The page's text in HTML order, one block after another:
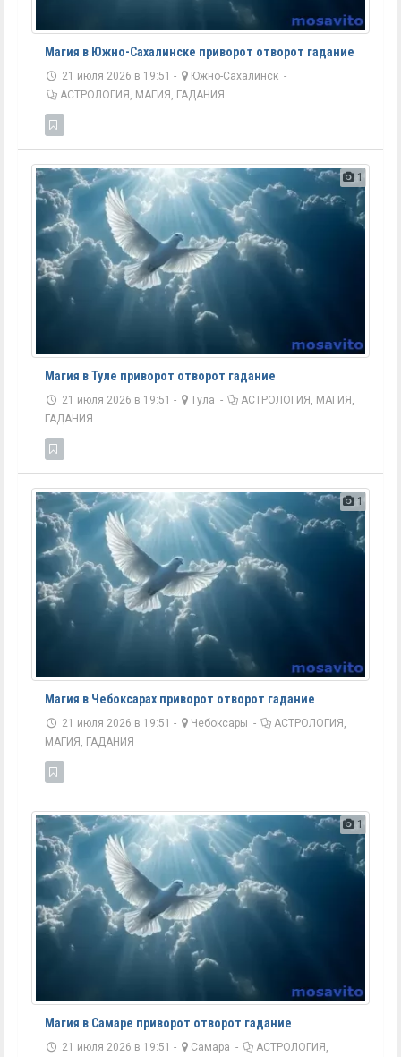
Магия в Южно-Сахалинске приворот отворот гадание
21 июля 2026 в 19:51 - Южно-Сахалинск -
АСТРОЛОГИЯ, МАГИЯ, ГАДАНИЯ
1
Магия в Туле приворот отворот гадание
21 июля 2026 в 19:51 - Тула -
АСТРОЛОГИЯ, МАГИЯ,
ГАДАНИЯ
1
Магия в Чебоксарах приворот отворот гадание
21 июля 2026 в 19:51 - Чебоксары -
АСТРОЛОГИЯ,
МАГИЯ, ГАДАНИЯ
1
Магия в Самаре приворот отворот гадание
21 июля 2026 в 19:51 - Самара -
АСТРОЛОГИЯ,